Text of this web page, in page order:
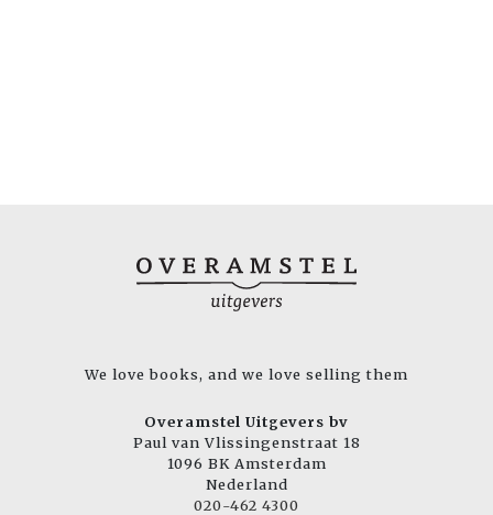
We love books, and we love selling them
Overamstel Uitgevers bv
Paul van Vlissingenstraat 18
1096 BK Amsterdam
Nederland
020-462 4300